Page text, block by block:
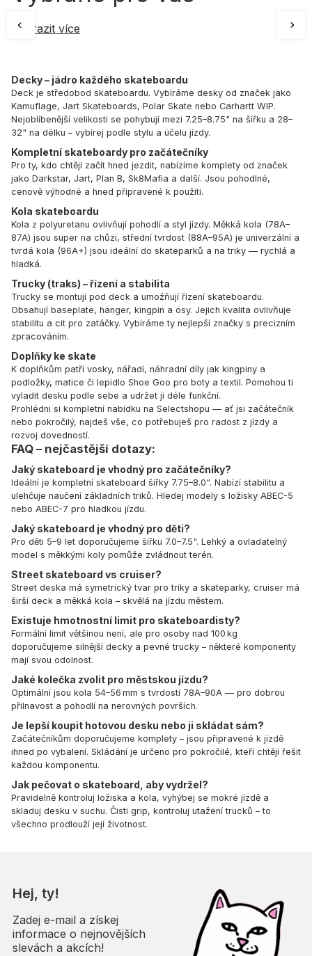
Zobrazit více
Decky – jádro každého skateboardu
Deck je středobod skateboardu. Vybíráme desky od značek jako
Kamuflage, Jart Skateboards, Polar Skate nebo Carhartt WIP.
Nejoblíbenější velikosti se pohybují mezi 7.25–8.75" na šířku a 28–
32" na délku – vybírej podle stylu a účelu jízdy.
Kompletní skateboardy pro začátečníky
Pro ty, kdo chtějí začít hned jezdit, nabízíme komplety od značek
jako Darkstar, Jart, Plan B, Sk8Mafia a další. Jsou pohodlné,
cenově výhodné a hned připravené k použití.
Kola skateboardu
Kola z polyuretanu ovlivňují pohodlí a styl jízdy. Měkká kola (78A–
87A) jsou super na chůzi, střední tvrdost (88A–95A) je univerzální a
tvrdá kola (96A+) jsou ideální do skateparků a na triky — rychlá a
hladká.
Trucky (traks) – řízení a stabilita
Trucky se montují pod deck a umožňují řízení skateboardu.
Obsahují baseplate, hanger, kingpin a osy. Jejich kvalita ovlivňuje
stabilitu a cit pro zatáčky. Vybíráme ty nejlepší značky s precizním
zpracováním.
Doplňky ke skate
K doplňkům patří vosky, nářadí, náhradní díly jak kingpiny a
podložky, matice či lepidlo Shoe Goo pro boty a textil. Pomohou ti
vyladit desku podle sebe a udržet ji déle funkční.
Prohlédni si kompletní nabídku na Selectshopu — ať jsi začátečník
nebo pokročilý, najdeš vše, co potřebuješ pro radost z jízdy a
rozvoj dovedností.
FAQ – nejčastější dotazy:
Jaký skateboard je vhodný pro začátečníky?
Ideální je kompletní skateboard šířky 7.75–8.0". Nabízí stabilitu a
ulehčuje naučení základních triků. Hledej modely s ložisky ABEC-5
nebo ABEC-7 pro hladkou jízdu.
Jaký skateboard je vhodný pro děti?
Pro děti 5–9 let doporučujeme šířku 7.0–7.5". Lehký a ovladatelný
model s měkkými koly pomůže zvládnout terén.
Street skateboard vs cruiser?
Street deska má symetrický tvar pro triky a skateparky, cruiser má
širší deck a měkká kola – skvělá na jízdu městem.
Existuje hmotnostní limit pro skateboardisty?
Formální limit většinou není, ale pro osoby nad 100 kg
doporučujeme silnější decky a pevné trucky – některé komponenty
mají svou odolnost.
Jaké kolečka zvolit pro městskou jízdu?
Optimální jsou kola 54–56 mm s tvrdostí 78A–90A — pro dobrou
přilnavost a pohodlí na nerovných površích.
Je lepší koupit hotovou desku nebo ji skládat sám?
Začátečníkům doporučujeme komplety – jsou připravené k jízdě
ihned po vybalení. Skládání je určeno pro pokročilé, kteří chtějí řešit
každou komponentu.
Jak pečovat o skateboard, aby vydržel?
Pravidelně kontroluj ložiska a kola, vyhýbej se mokré jízdě a
skladuj desku v suchu. Čisti grip, kontroluj utažení trucků – to
všechno prodlouží její životnost.
Hej, ty!
Zadej e-mail a získej
informace o nejnovějších
slevách a akcích!